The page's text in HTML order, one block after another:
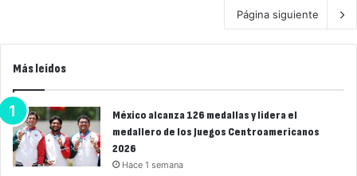
Página siguiente
Más leídos
México alcanza 126 medallas y lidera el
medallero de los Juegos Centroamericanos
2026
Hace 1 semana